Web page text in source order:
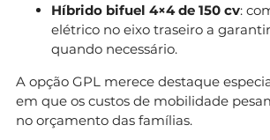
Híbrido bifuel 4×4 de 150 cv:
elétrico no eixo traseiro a
quando necessário.
A opção GPL merece destaque
em que os custos de mobilidade
no orçamento das famílias.